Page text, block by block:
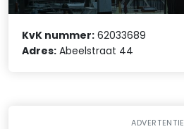
KvK nummer: 62033689
Adres: Abeelstraat 44
ADVERTENTIE